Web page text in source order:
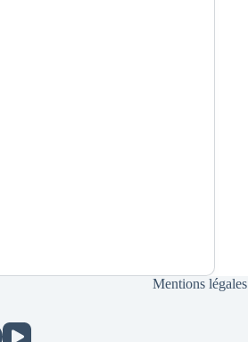
Mentions légales